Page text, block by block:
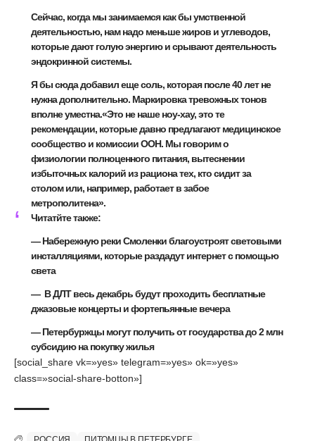
Сейчас, когда мы занимаемся как бы умственной
деятельностью, нам надо меньше жиров и углеводов,
которые дают голую энергию и срывают деятельность
эндокринной системы.
Я бы сюда добавил еще соль, которая после 40 лет не
нужна дополнительно. Маркировка тревожных тонов
вполне уместна.«Это не наше ноу-хау, это те
рекомендации, которые давно предлагают медицинское
сообщество и комиссии ООН. Мы говорим о
физиологии полноценного питания, вытеснении
избыточных калорий из рациона тех, кто сидит за
столом или, например, работает в забое
метрополитена».
Читатйте также:
—Набережную реки Смоленки благоустроят световыми
инсталляциями, которые раздадут интернет с помощью
света
— В ДЛТ весь декабрь будут проходить бесплатные
джазовые концерты и фортепьянные вечера
—Петербуржцы могут получить от государства до 2 млн
субсидию на покупку жилья
[social_share vk=»yes» telegram=»yes» ok=»yes»
class=»social-share-botton»]